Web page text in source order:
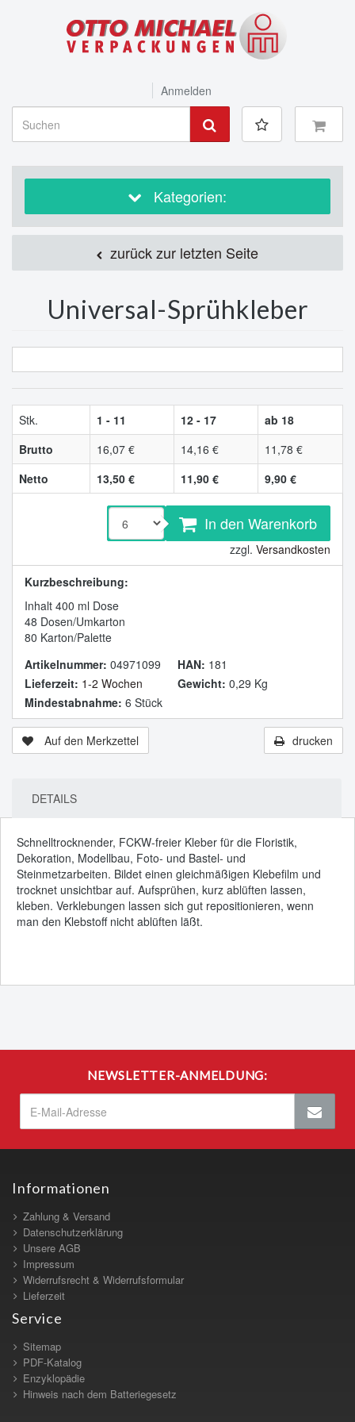
Anmelden
Kategorien:
zurück zur letzten Seite
Universal-Sprühkleber
Stk. 1 - 11 12 - 17
ab 18
Brutto
16,07 € 14,16 €
11,78 €
Netto
13,50 € 11,90 € 9,90 €
In den Warenkorb
zzgl. Versandkosten
Kurzbeschreibung:
Inhalt 400 ml Dose
48 Dosen/Umkarton
80 Karton/Palette
Artikelnummer: 04971099 HAN: 181
Lieferzeit: 1-2 Wochen Gewicht: 0,29 Kg
Mindestabnahme: 6 Stück
Auf den Merkzettel drucken
DETAILS
Schnelltrocknender, FCKW-freier Kleber für die Floristik,
Dekoration, Modellbau, Foto- und Bastel- und
Steinmetzarbeiten. Bildet einen gleichmäßigen Klebefilm und
trocknet unsichtbar auf. Aufsprühen, kurz ablüften lassen,
kleben. Verklebungen lassen sich gut repositionieren, wenn
man den Klebstoff nicht ablüften läßt.
NEWSLETTER-ANMELDUNG:
Informationen
Zahlung & Versand
Datenschutzerklärung
Unsere AGB
Impressum
Widerrufsrecht & Widerrufsformular
Lieferzeit
Service
Sitemap
PDF-Katalog
Enzyklopädie
Hinweis nach dem Batteriegesetz